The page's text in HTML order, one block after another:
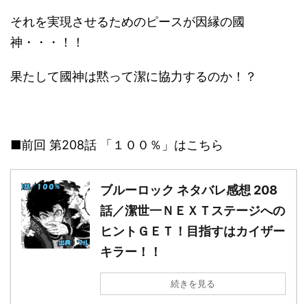
それを実現させるためのピースが因縁の國
神・・・！！
果たして國神は黙って潔に協力するのか！？
■前回 第208話 「１００％」はこちら
ブルーロック ネタバレ感想 208
話／潔世一ＮＥＸＴステージへの
ヒントＧＥＴ！目指すはカイザー
キラー！！
続きを見る